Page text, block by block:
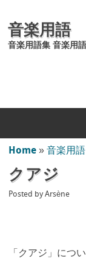
音楽用語
音楽用語集 音楽用
Home » 音楽用
クアジ
Posted by Arsène
「クアジ」につ